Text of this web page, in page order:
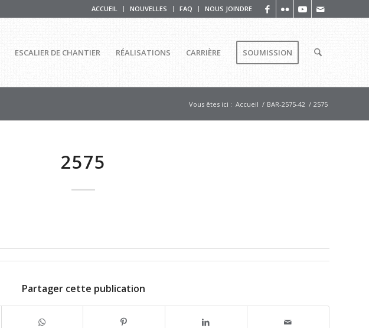
ACCUEIL NOUVELLES FAQ NOUS JOINDRE
ESCALIER DE CHANTIER RÉALISATIONS CARRIÈRE SOUMISSION
Vous êtes ici : Accueil / BAR-2575-42 / 2575
2575
Partager cette publication